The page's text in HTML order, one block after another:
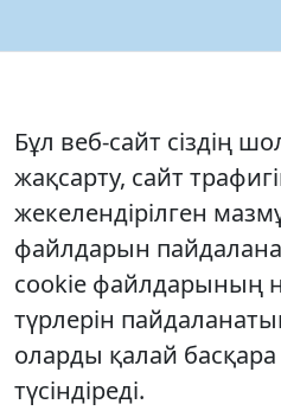
Бұл веб-сайт сіздің
жақсарту, сайт
жекелендірілген
файлдарын
cookie файлдарының
түрлерін
оларды қалай
түсіндіреді.